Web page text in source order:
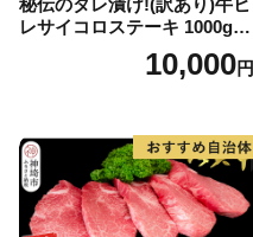
レサイコロステーキ 1000g
10,000円